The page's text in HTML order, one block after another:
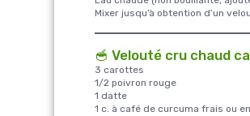
Mixer jusqu’à obtention d’un
🥣 Velouté cru chaud
3 carottes
1/2 poivron rouge
1 datte
1 c. à café de curcuma frais ou